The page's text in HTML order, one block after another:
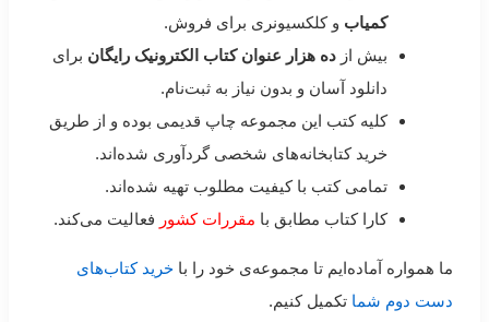
کمیاب و کلکسیونری برای فروش.
بیش از ده هزار عنوان کتاب الکترونیک رایگان برای
دانلود آسان و بدون نیاز به ثبت‌نام.
کلیه کتب این مجموعه چاپ قدیمی بوده و از طریق
خرید کتابخانه‌های شخصی گردآوری شده‌اند.
تمامی کتب با کیفیت مطلوب تهیه شده‌اند.
کارا کتاب مطابق با مقررات کشور فعالیت می‌کند.
ما همواره آماده‌ایم تا مجموعه‌ی خود را با خرید کتاب‌های
دست دوم شما تکمیل کنیم.